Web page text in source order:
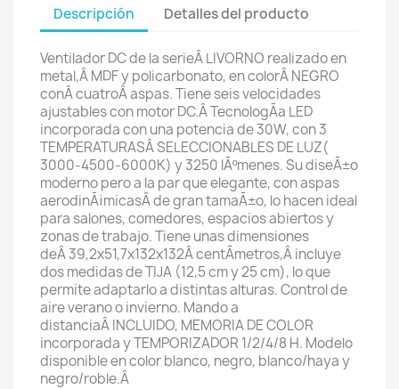
Descripción Detalles del producto
Ventilador DC de la serieÂ LIVORNO realizado en
metal,Â MDF y policarbonato, en colorÂ NEGRO
conÂ cuatroÂ aspas. Tiene seis velocidades
ajustables con motor DC.Â TecnologÃ­a LED
incorporada con una potencia de 30W, con 3
TEMPERATURASÂ SELECCIONABLES DE LUZ(
3000-4500-6000K) y 3250 lÃºmenes. Su diseÃ±o
moderno pero a la par que elegante, con aspas
aerodinÃ¡micasÂ de gran tamaÃ±o, lo hacen ideal
para salones, comedores, espacios abiertos y
zonas de trabajo. Tiene unas dimensiones
deÂ 39,2x51,7x132x132Â centÃ­metros,Â incluye
dos medidas de TIJA (12,5 cm y 25 cm), lo que
permite adaptarlo a distintas alturas. Control de
aire verano o invierno. Mando a
distanciaÂ INCLUIDO, MEMORIA DE COLOR
incorporada y TEMPORIZADOR 1/2/4/8 H. Modelo
disponible en color blanco, negro, blanco/haya y
negro/roble.Â